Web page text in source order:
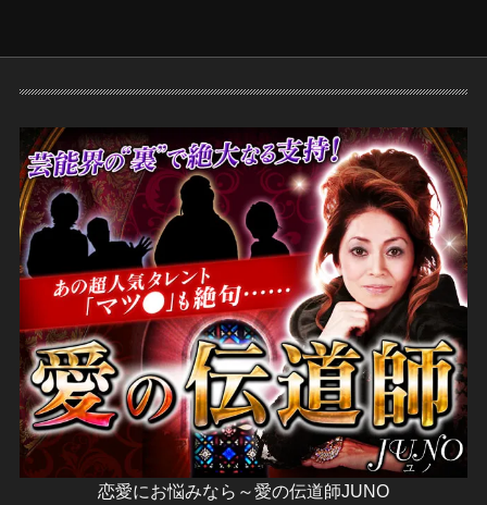
恋愛にお悩みなら～愛の伝道師JUNO